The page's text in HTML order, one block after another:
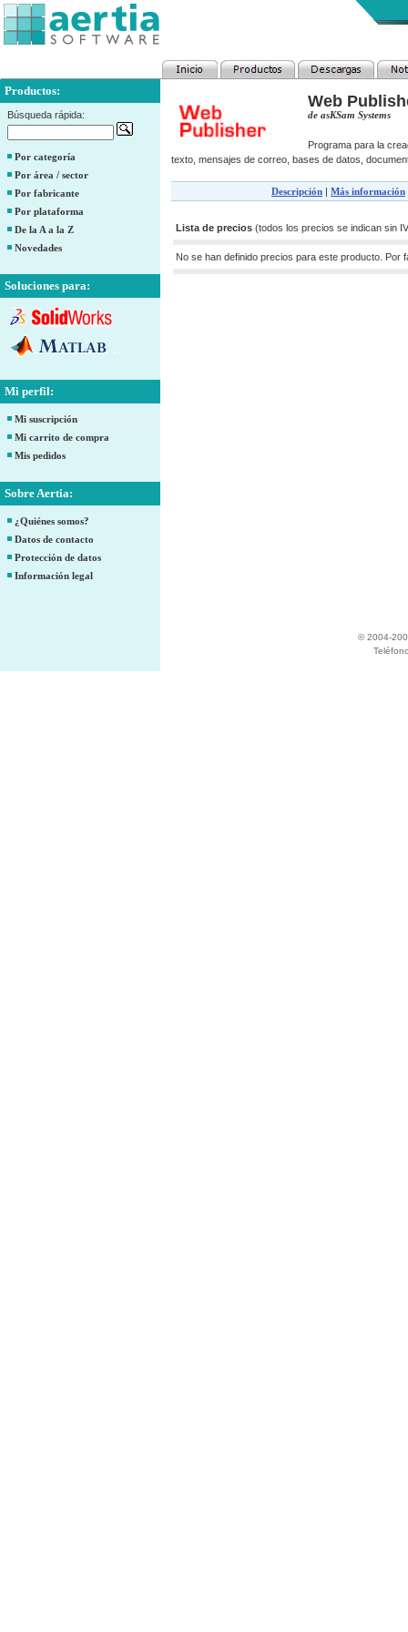
Productos:
Búsqueda rápida:
Por categoría
Por área / sector
Por fabricante
Por plataforma
De la A a la Z
Novedades
Soluciones para:
Mi perfil:
Mi suscripción
Mi carrito de compra
Mis pedidos
Sobre Aertia:
¿Quiénes somos?
Datos de contacto
Protección de datos
Información legal
Web
de asKSam Systems
Programa para la
texto, mensajes de correo, bases de datos,
Descripción | Más información
Lista de precios (todos los precios se indican sin
No se han definido precios para este producto. Por
© 2004-